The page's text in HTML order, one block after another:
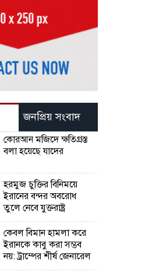
জনপ্রিয় সংবাদ
কোরআন মজিদে ক্ষতিগ্রস্ত
বলা হয়েছে যাদের
হরমুজ চুক্তির বিনিময়ে
ইরানের বন্দর অবরোধ
তুলে নেবে যুক্তরাষ্ট্র
কেবল বিমান হামলা করে
ইরানকে কাবু করা সম্ভব
নয়: ট্রাম্পের শীর্ষ জেনারেল